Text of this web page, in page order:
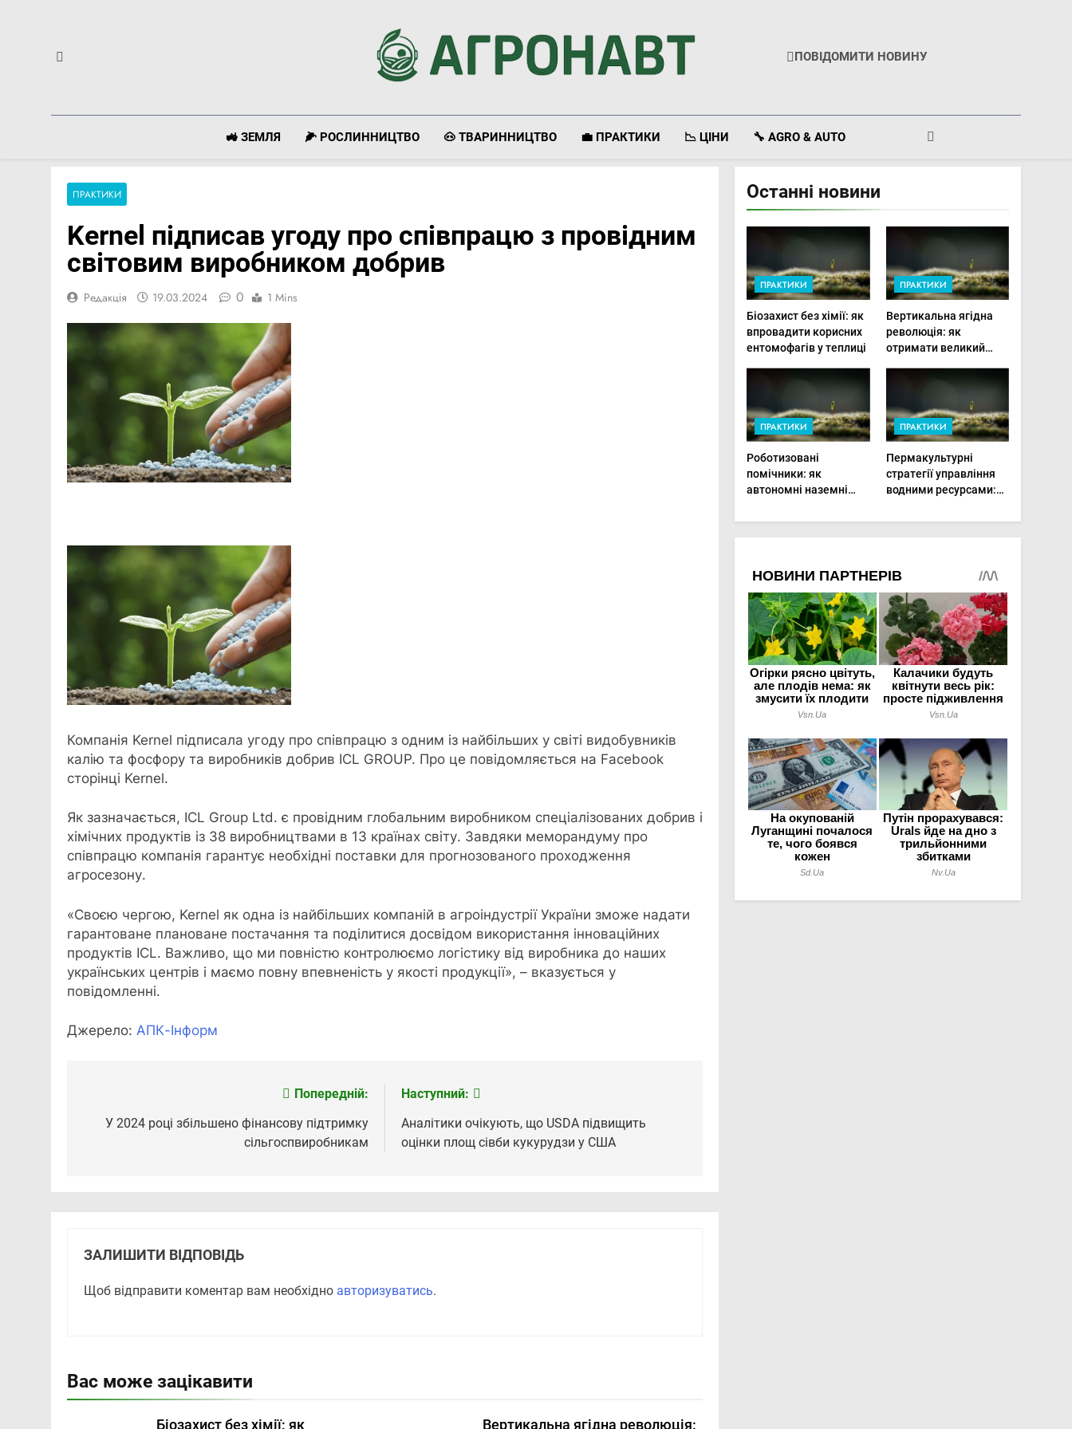
Агронавт
ПОВІДОМИТИ НОВИНУ
🚜 ЗЕМЛЯ 🌽 РОСЛИННИЦТВО 🐽 ТВАРИННИЦТВО 💼 ПРАКТИКИ 📉 ЦІНИ 🔧 AGRO & AUTO
ПРАКТИКИ
Kernel підписав угоду про співпрацю з провідним
світовим виробником добрив
Редакція 19.03.2024 0 1 Mins
Link
Компанія Kernel підписала угоду про співпрацю з одним із найбільших у світі видобувників
калію та фосфору та виробників добрив ICL GROUP. Про це повідомляється на Facebook
сторінці Kernel.
Як зазначається, ICL Group Ltd. є провідним глобальним виробником спеціалізованих добрив і
хімічних продуктів із 38 виробництвами в 13 країнах світу. Завдяки меморандуму про
співпрацю компанія гарантує необхідні поставки для прогнозованого проходження
агросезону.
«Своєю чергою, Kernel як одна із найбільших компаній в агроіндустрії України зможе надати
гарантоване плановане постачання та поділитися досвідом використання інноваційних
продуктів ICL. Важливо, що ми повністю контролюємо логістику від виробника до наших
українських центрів і маємо повну впевненість у якості продукції», – вказується у
повідомленні.
Джерело: АПК-Інформ
записів
Попередній:
У 2024 році збільшено фінансову підтримку
сільгоспвиробникам
Наступний:
Аналітики очікують, що USDA підвищить
оцінки площ сівби кукурудзи у США
ЗАЛИШИТИ ВІДПОВІДЬ
Щоб відправити коментар вам необхідно авторизуватись.
Вас може зацікавити
Біозахист без хімії: як Вертикальна ягідна революція:
Останні новини
ПРАКТИКИ
Біозахист без хімії: як
впровадити корисних
ентомофагів у теплиці
ПРАКТИКИ
Вертикальна ягідна
революція: як
отримати великий
мінімальній площі
ПРАКТИКИ
Роботизовані
помічники: як
автономні наземні
догляд за органічними
овочами
ПРАКТИКИ
Пермакультурні
стратегії управління
водними ресурсами:
господарство стійким
до посухи